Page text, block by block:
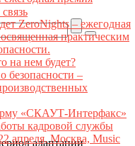
ZeroNights – ежегодная
практическим
на нем будет?
безопасности –
«СКАУТ-Интерфакс»
кадровой службы
апреля, Москва, Music
адаптации